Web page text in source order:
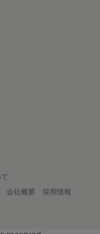
会社概要
採用情報